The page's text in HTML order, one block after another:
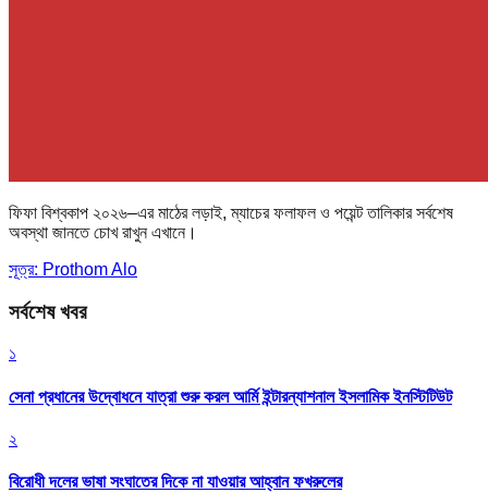
ফিফা বিশ্বকাপ ২০২৬–এর মাঠের লড়াই, ম্যাচের ফলাফল ও পয়েন্ট তালিকার সর্বশেষ
অবস্থা জানতে চোখ রাখুন এখানে।
সূত্র: Prothom Alo
সর্বশেষ খবর
১
সেনা প্রধানের উদ্বোধনে যাত্রা শুরু করল আর্মি ইন্টারন্যাশনাল ইসলামিক ইনস্টিটিউট
২
বিরোধী দলের ভাষা সংঘাতের দিকে না যাওয়ার আহ্বান ফখরুলের